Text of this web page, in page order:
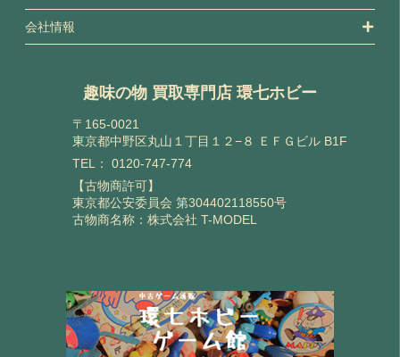
会社情報
趣味の物 買取専門店 環七ホビー
〒165-0021
東京都中野区丸山１丁目１２−８ ＥＦＧビル B1F
TEL： 0120-747-774
【古物商許可】
東京都公安委員会 第304402118550号
古物商名称：株式会社 T-MODEL